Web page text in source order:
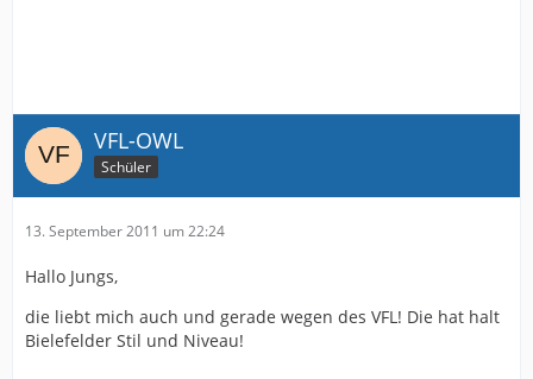
VFL-OWL
Schüler
13. September 2011 um 22:24
Hallo Jungs,
die liebt mich auch und gerade wegen des VFL! Die hat halt
Bielefelder Stil und Niveau!